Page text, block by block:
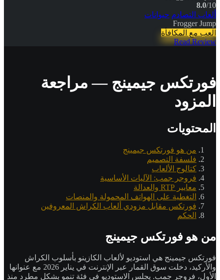
8.0/10
ألعاب التصادم حيوانات
Frogger Jump
العب مع المكافأة
Read Review
فورتكس جيمينج — مراجعة
المزود
المحتويات
من هو فورتكس جيمينج
فلسفة التصميم
كتالوج الألعاب
فروجر جمب: الآليات الأساسية
معايير RTP والعدالة
التغطية على الهواتف المحمولة والمنصات
فورتكس مقابل مزودي ألعاب الكراش المعروفين
الحكم
من هو فورتكس جيمينج
فورتكس جيمينج هي استوديو لألعاب الكازينو بأسلوب الكراش
والأركيد، دخلت سوق القمار عبر الإنترنت في يناير 2026 مع عنوانها
الأول، فروجر جمب. يجلس الاستوديو في فئة تنمو بشكل مطرد منذ